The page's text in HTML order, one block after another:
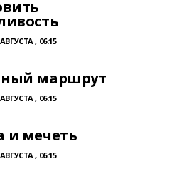
, 06:15
маршрут
, 06:15
и мечеть
, 06:15